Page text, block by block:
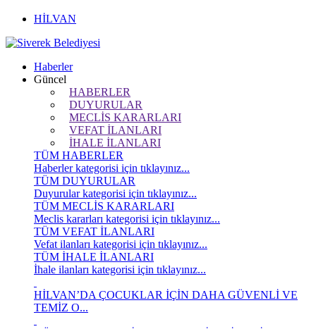
HİLVAN
Haberler
Güncel
HABERLER
DUYURULAR
MECLİS KARARLARI
VEFAT İLANLARI
İHALE İLANLARI
TÜM HABERLER
Haberler kategorisi için tıklayınız...
TÜM DUYURULAR
Duyurular kategorisi için tıklayınız...
TÜM MECLİS KARARLARI
Meclis kararları kategorisi için tıklayınız...
TÜM VEFAT İLANLARI
Vefat ilanları kategorisi için tıklayınız...
TÜM İHALE İLANLARI
İhale ilanları kategorisi için tıklayınız...
HİLVAN’DA ÇOCUKLAR İÇİN DAHA GÜVENLİ VE
TEMİZ O...